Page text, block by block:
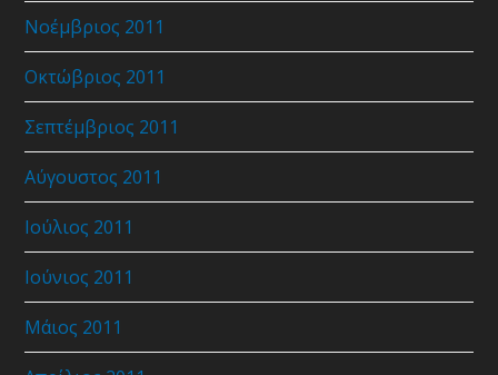
Νοέμβριος 2011
Οκτώβριος 2011
Σεπτέμβριος 2011
Αύγουστος 2011
Ιούλιος 2011
Ιούνιος 2011
Μάιος 2011